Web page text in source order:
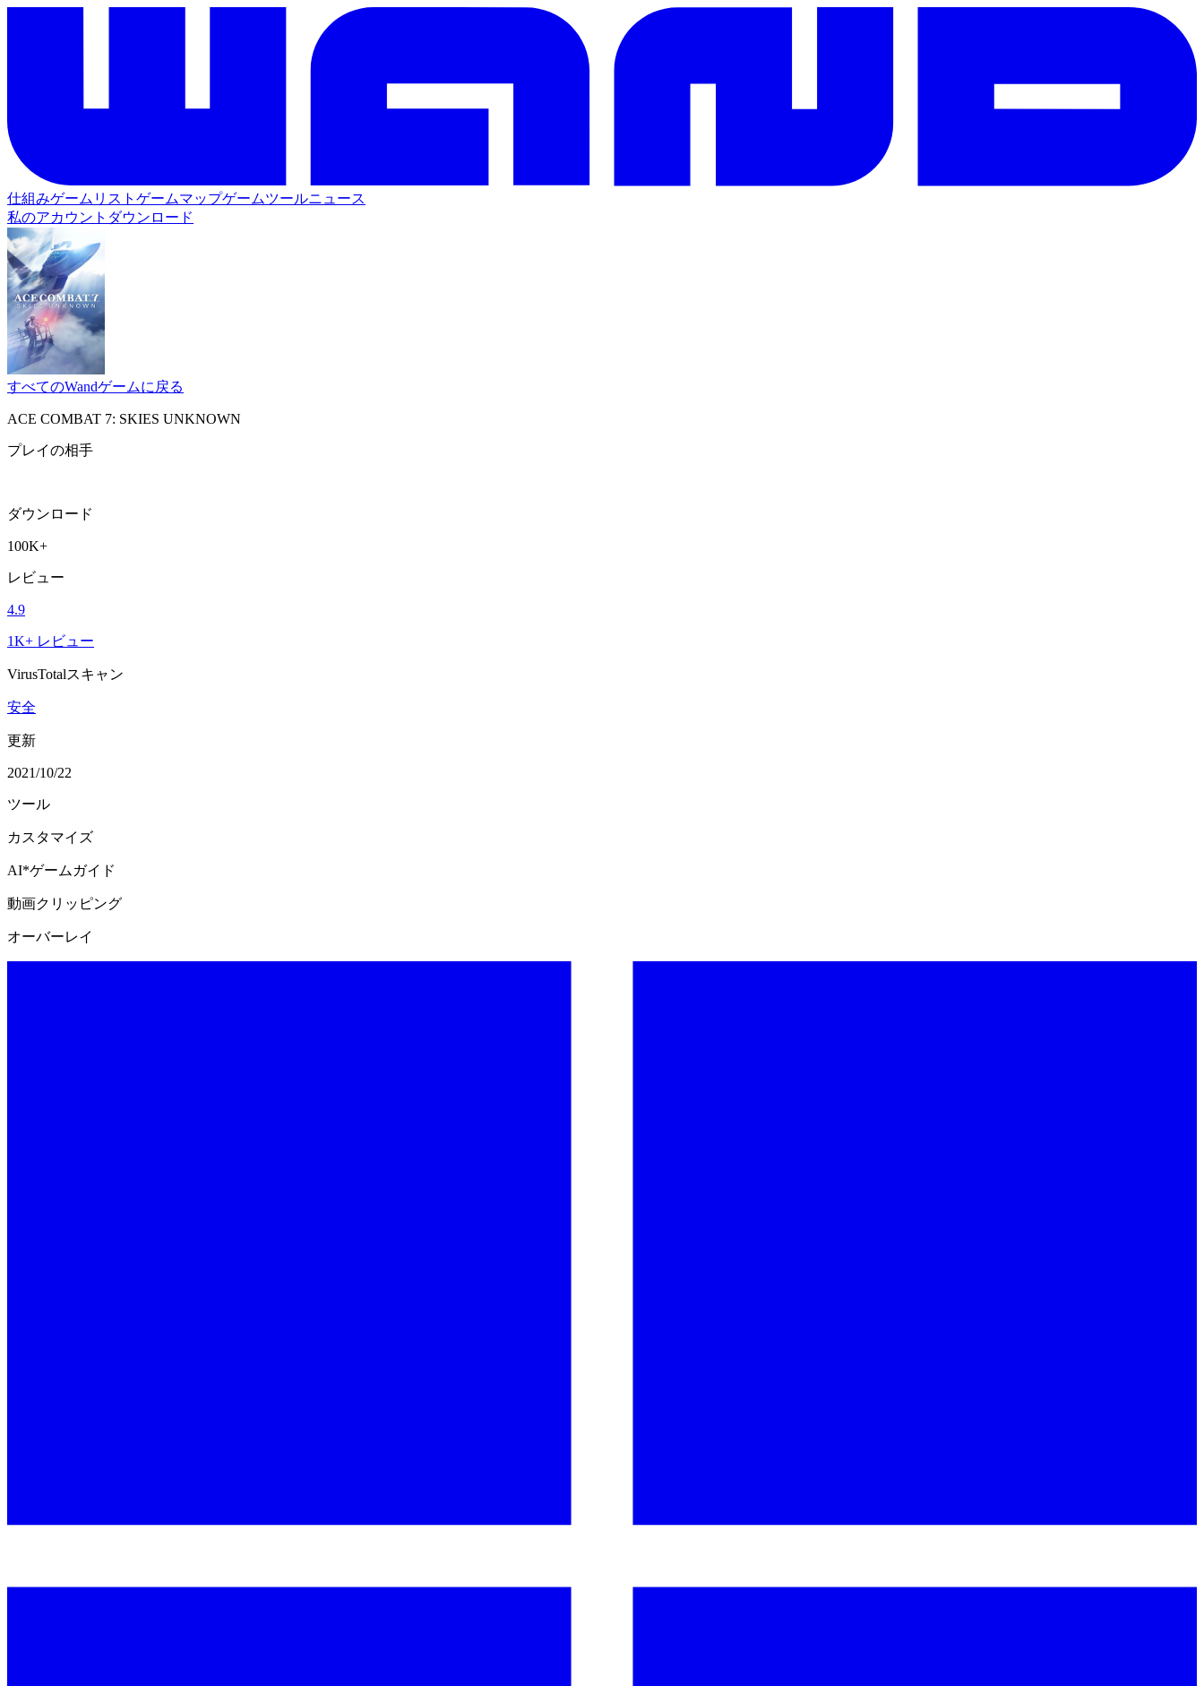
仕組みゲームリスト ゲームマップゲームツールニュース
私のアカウント ダウンロード
すべてのWandゲームに戻る
ACE COMBAT 7: SKIES UNKNOWN
プレイの相手
ダウンロード
100K+
レビュー
4.9
1K+ レビュー
VirusTotalスキャン
安全
更新
2021/10/22
ツール
カスタマイズ
AI*ゲームガイド
動画クリッピング
オーバーレイ